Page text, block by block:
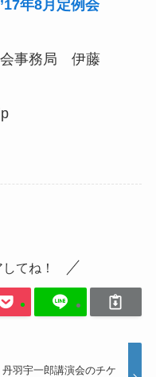
年8月定例会
事務局 伊藤
てね！
丹羽宇一郎講演会のチケ